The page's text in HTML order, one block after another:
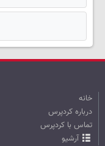
خانه
درباره کردپرس
تماس با کردپرس
آرشیو